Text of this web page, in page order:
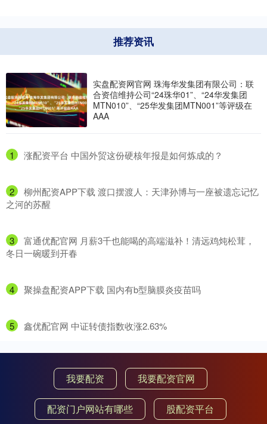
推荐资讯
实盘配资网官网 珠海华发集团有限公司：联
合资信维持公司“24珠华01”、“24华发集团
MTN010”、“25华发集团MTN001”等评级在
AAA
1 ​涨配资平台 中国外贸这份硬核年报是如何炼成的？
2
​柳州配资APP下载 渡口摆渡人：天津孙博与一座被遗忘记忆
之河的苏醒
3
​富通优配官网 月薪3千也能喝的高端滋补！清远鸡炖松茸，
冬日一碗暖到开春
4 ​聚操盘配资APP下载 国内有b型脑膜炎疫苗吗
5 ​鑫优配官网 中证转债指数收涨2.63%
我要配资 我要配资官网
配资门户网站有哪些 股配资平台